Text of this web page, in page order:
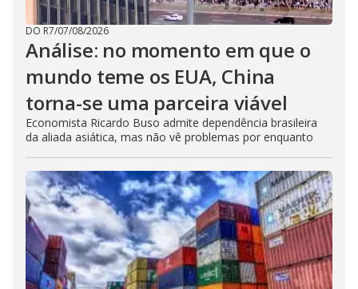
DO R7/07/08/2026
Análise: no momento em que o
mundo teme os EUA, China
torna-se uma parceira viável
Economista Ricardo Buso admite dependência brasileira
da aliada asiática, mas não vê problemas por enquanto